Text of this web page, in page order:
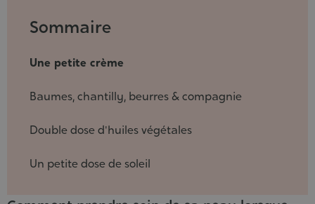
11/2020
Sommaire
Une petite crème
Baumes, chantilly, beurres & compagnie
Double dose d'huiles végétales
Un petite dose de soleil